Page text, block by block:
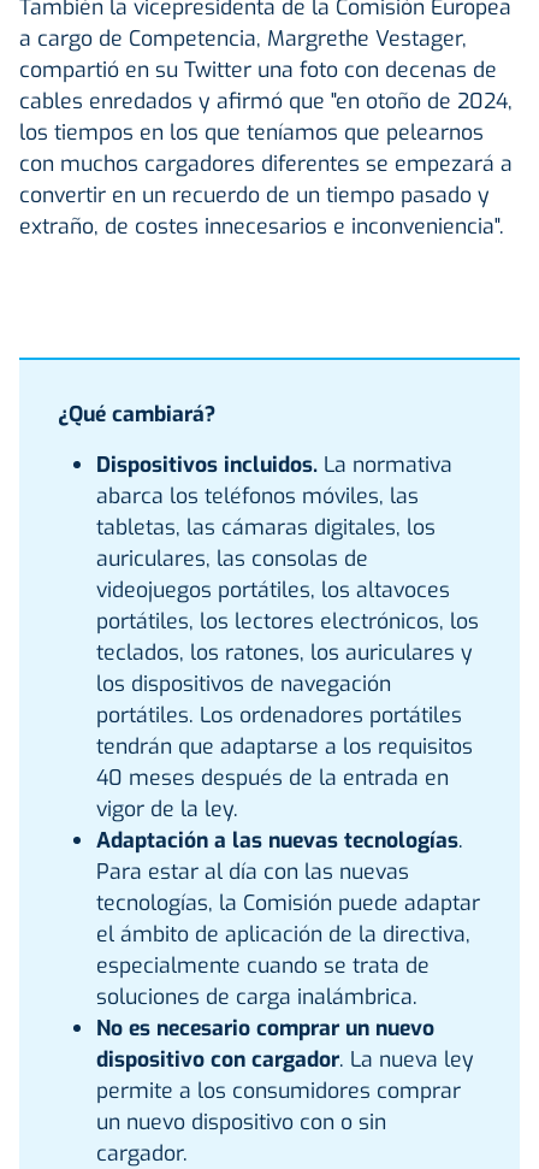
También la vicepresidenta de la Comisión Europea
a cargo de Competencia, Margrethe Vestager,
compartió en su Twitter una foto con decenas de
cables enredados y afirmó que "en otoño de 2024,
los tiempos en los que teníamos que pelearnos
con muchos cargadores diferentes se empezará a
convertir en un recuerdo de un tiempo pasado y
extraño, de costes innecesarios e inconveniencia".
¿Qué cambiará?
Dispositivos incluidos. La normativa
abarca los teléfonos móviles, las
tabletas, las cámaras digitales, los
auriculares, las consolas de
videojuegos portátiles, los altavoces
portátiles, los lectores electrónicos, los
teclados, los ratones, los auriculares y
los dispositivos de navegación
portátiles. Los ordenadores portátiles
tendrán que adaptarse a los requisitos
40 meses después de la entrada en
vigor de la ley.
Adaptación a las nuevas tecnologías.
Para estar al día con las nuevas
tecnologías, la Comisión puede adaptar
el ámbito de aplicación de la directiva,
especialmente cuando se trata de
soluciones de carga inalámbrica.
No es necesario comprar un nuevo
dispositivo con cargador. La nueva ley
permite a los consumidores comprar
un nuevo dispositivo con o sin
cargador.